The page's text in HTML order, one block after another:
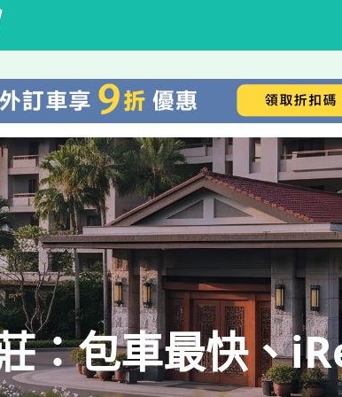
：包車最快、